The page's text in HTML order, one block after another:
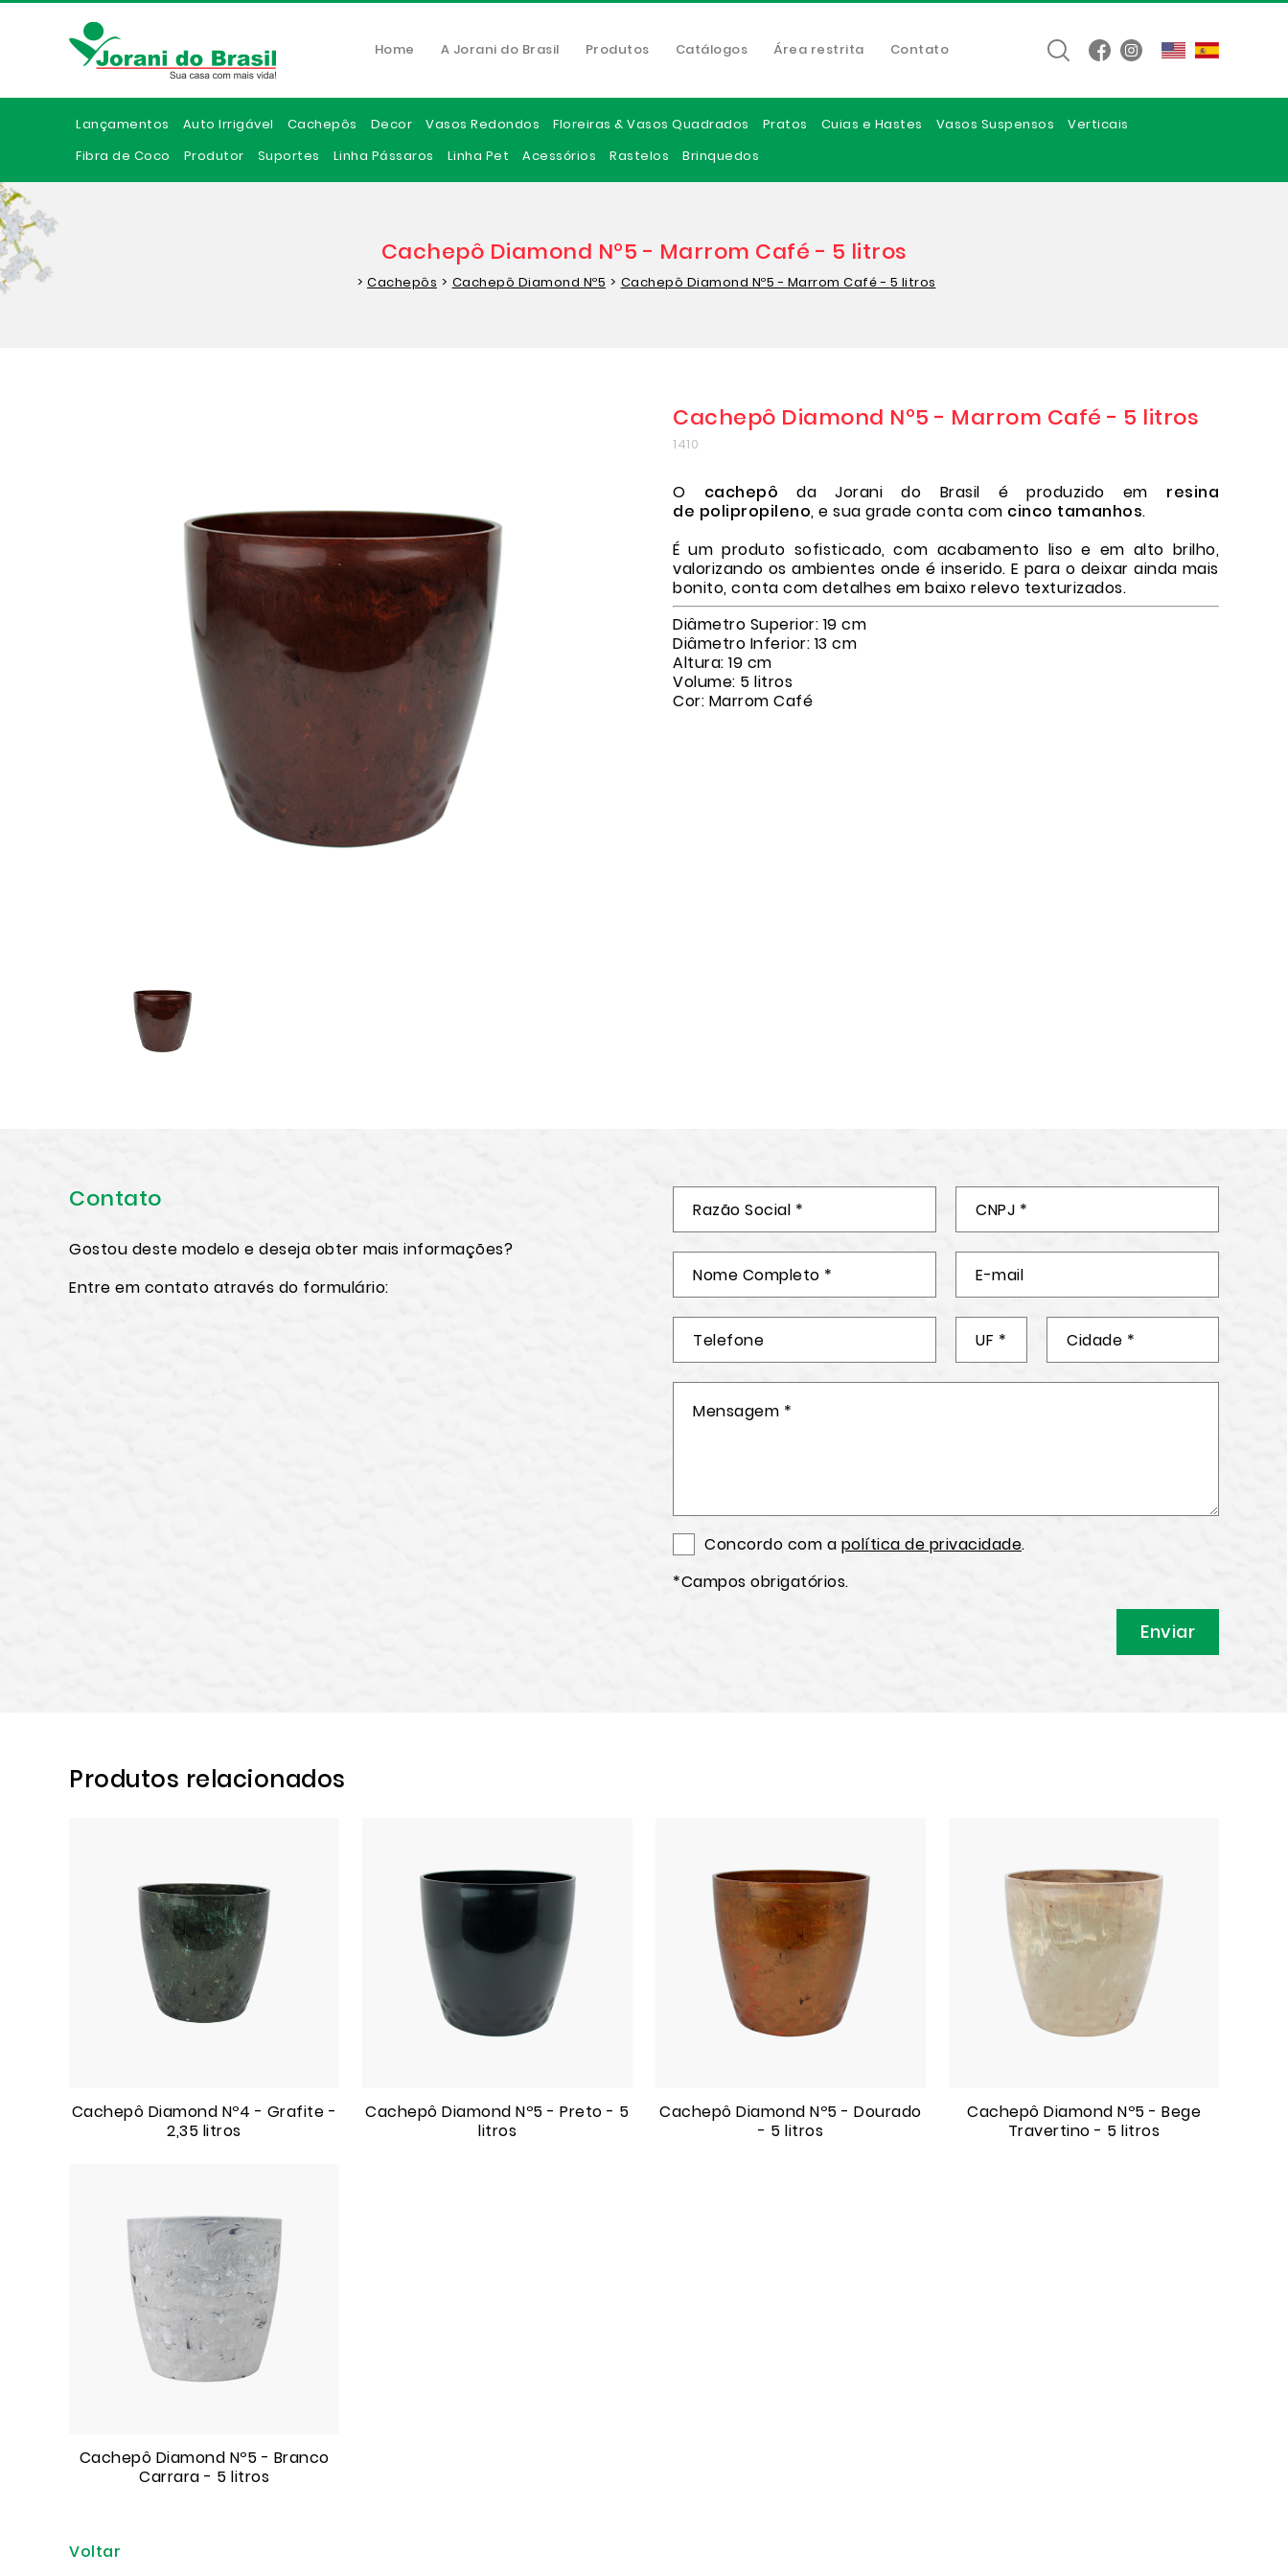
Home A Jorani do Brasil Produtos Catálogos Área restrita Contato
Lançamentos Auto Irrigável Cachepôs Decor Vasos Redondos Floreiras & Vasos Quadrados Pratos Cuias e Hastes Vasos Suspensos
Verticais
Fibra de Coco
Produtor Suportes Linha Pássaros Linha Pet Acessórios Rastelos Brinquedos
Cachepô Diamond Nº5 - Marrom Café - 5 litros
> Cachepôs > Cachepô Diamond Nº5 > Cachepô Diamond Nº5 - Marrom Café - 5 litros
Cachepô Diamond Nº5 - Marrom Café - 5 litros
1410
O cachepôda Jorani do Brasil é produzido em resina
de polipropileno, e sua grade conta com cinco tamanhos.
É um produto sofisticado, com acabamento liso e em alto brilho,
valorizando os ambientes onde é inserido. E para o deixar ainda mais
bonito, conta com detalhes em baixo relevo texturizados.
Diâmetro Superior: 19 cm
Diâmetro Inferior: 13 cm
Altura: 19 cm
Volume: 5 litros
Cor: Marrom Café
Contato
Gostou deste modelo e deseja obter mais informações?
Entre em contato através do formulário:
Concordo com a política de privacidade.
*Campos obrigatórios.
Produtos relacionados
Cachepô Diamond Nº4 - Grafite -
2,35 litros
Cachepô Diamond Nº5 - Preto - 5
litros
Cachepô Diamond Nº5 - Dourado
- 5 litros
Cachepô Diamond Nº5 - Bege
Travertino - 5 litros
Cachepô Diamond Nº5 - Branco
Carrara - 5 litros
Voltar